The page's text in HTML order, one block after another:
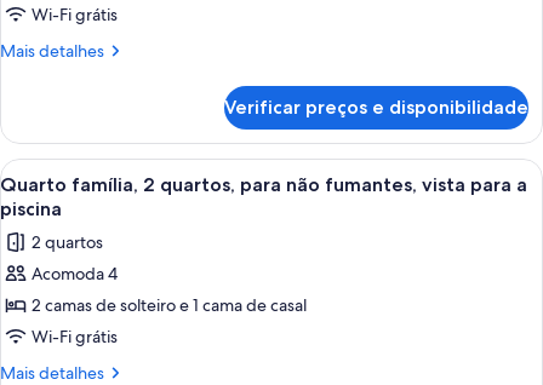
Wi-Fi grátis
Mais detalhes
Mais
casal
luxo
Verificar preços e disponibilidade
Carrega
todas
as
fotos
de
Quarto
família,
2
Um corredor com duas portas
1
Quarto família, 2 quartos, para não fumantes, vista para a
piscina
2 quartos
Acomoda 4
2 camas de solteiro e 1 cama de casal
Wi-Fi grátis
Mais detalhes
Mais